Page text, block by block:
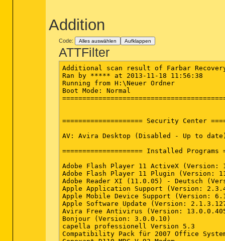
BHO: Java(tm) Plug-In 2 SSV Helper -
Toolbar: HKCU - &Adresse - {01E04581-
DPF: {17492023-C23A-453E-A040-
DPF: {6E32070A-766D-4EE6-879C-
Handler: http\0x00000001 - {E1D2BF42-
Handler: http\oledb - {E1D2BF40-A96B-
Handler: https\0x00000001 - {E1D2BF42-
Handler: https\oledb - {E1D2BF40-A96B-
Handler: ipp\0x00000001 - {E1D2BF42-
Handler: msdaipp\0x00000001 -
Handler: msdaipp\oledb - {E1D2BF40-A96B-
FireFox:
========
FF ProfilePath: C:\Dokumente und
FF NetworkProxy:
FF NetworkProxy:
FF NetworkProxy:
FF NetworkProxy:
FF NetworkProxy:
FF NetworkProxy:
FF NetworkProxy:
FF NetworkProxy:
FF NetworkProxy:
FF NetworkProxy:
FF NetworkProxy:
FF NetworkProxy:
FF NetworkProxy:
Addition
Code: Alles auswählen Aufklappen
ATTFilter
Additional scan result of Farbar
Ran by ***** at 2013-11-18 11:56:38
Running from H:\Neuer Ordner
Boot Mode: Normal
==================== Security Center
AV: Avira Desktop (Disabled - Up to date)
==================== Installed Programs
Adobe Flash Player 11 ActiveX (Version:
Adobe Flash Player 11 Plugin (Version:
Adobe Reader XI (11.0.05) - Deutsch
Apple Application Support (Version:
Apple Mobile Device Support (Version:
Apple Software Update (Version:
Avira Free Antivirus (Version:
Bonjour (Version: 3.0.0.10)
capella professionell Version 5.3
Compatibility Pack für 2007 Office